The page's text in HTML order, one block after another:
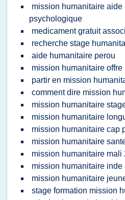
mission humanitaire aide
psychologique
medicament gratuit
recherche stage
aide humanitaire perou
mission humanitaire offre
partir en mission
comment dire mission
mission humanitaire
mission humanitaire
mission humanitaire cap
mission humanitaire
mission humanitaire mali
mission humanitaire inde
mission humanitaire
stage formation mission